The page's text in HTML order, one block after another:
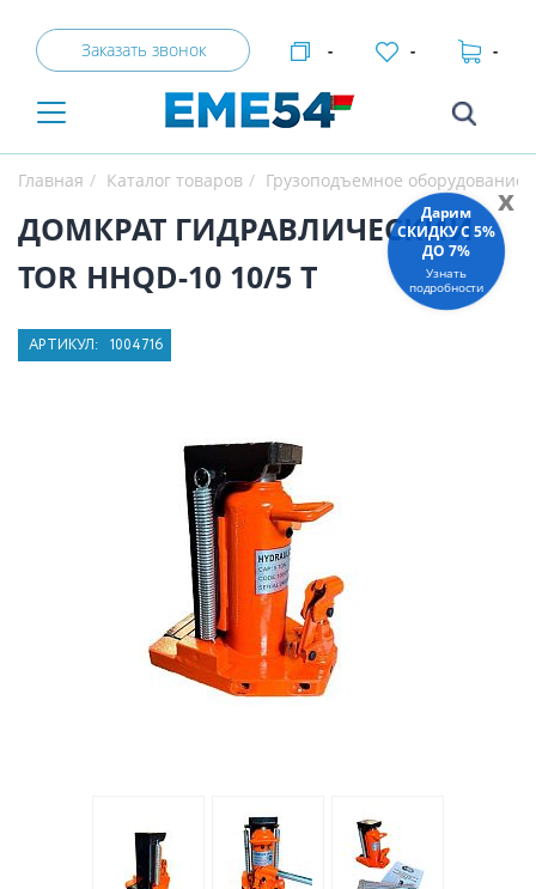
Заказать звонок - - -
Главная Каталог товаров Грузоподъемное оборудование
ДОМКРАТ ГИДРАВЛИЧЕСКИЙ
TOR HHQD-10 10/5 Т
АРТИКУЛ: 1004716
x
Дарим
СКИДКУ C 5%
ДО 7%
Узнать
подробности